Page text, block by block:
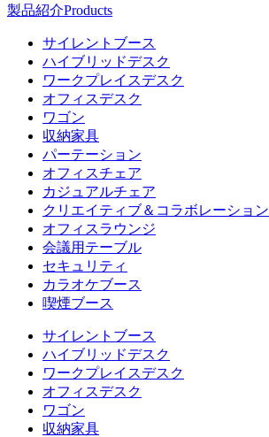
製品紹介Products
サイレントブース
ハイブリッドデスク
ワークプレイスデスク
オフィスデスク
ワゴン
収納家具
パーテーション
オフィスチェア
カジュアルチェア
クリエイティブ＆コラボレーション
オフィスラウンジ
会議用テーブル
セキュリティ
カラオケブース
喫煙ブース
サイレントブース
ハイブリッドデスク
ワークプレイスデスク
オフィスデスク
ワゴン
収納家具